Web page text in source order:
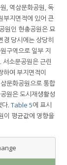
, 역삼문화공원, 독
부지면적에 있어 큰
원인 현충공원은 묘
당시에는 상당히
구역으로 일부 지
서소문공원은 근린
여 부지면적이
문화공원으로 통합
원은 도시재생활성
. Table 5에 표시
이 평균값에 영향을